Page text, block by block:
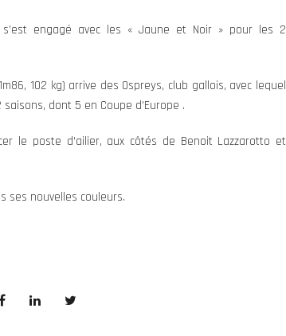
s’est engagé avec les « Jaune et Noir » pour les 2
102 kg) arrive des Ospreys, club gallois, avec lequel
dont 5 en Coupe d’Europe .
le poste d’ailier, aux côtés de Benoit Lazzarotto et
ses nouvelles couleurs.